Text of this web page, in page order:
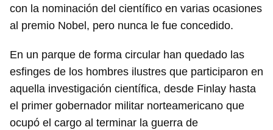
con la nominación del científico en varias ocasiones
al premio Nobel, pero nunca le fue concedido.
En un parque de forma circular han quedado las
esfinges de los hombres ilustres que participaron en
aquella investigación científica, desde Finlay hasta
el primer gobernador militar norteamericano que
ocupó el cargo al terminar la guerra de